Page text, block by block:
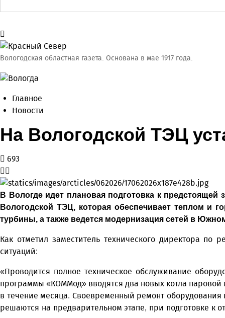
Вологодская областная газета. Основана в мае 1917 года.
Главное
Новости
На Вологодской ТЭЦ
693
В Вологде идет плановая подготовка к
Вологодской ТЭЦ, которая обеспечивает теплом и
турбины, а также ведется модернизация сетей в
Как отметил заместитель технического директора
ситуаций:
«Проводится полное техническое обслуживание
программы «КОММод» вводятся два новых котла паровой
в течение месяца. Своевременный ремонт
решаются на предварительном этапе, при подготовке к